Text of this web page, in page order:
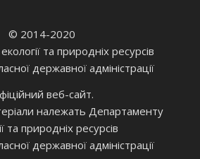
© 2014-2020
та природніх ресурсів
державної адміністрації
веб-сайт.
належать Департаменту
та природніх ресурсів
державної адміністрації